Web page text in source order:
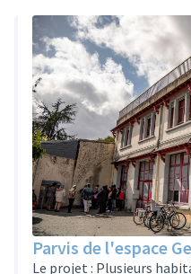
ici :https://
groupes-projet-
Parvis de l'espace
Le projet : Plusieurs